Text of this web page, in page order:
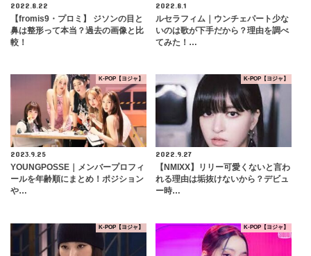
2022.8.22
【fromis9・プロミ】 ジソンの目と
鼻は整形って本当？過去の画像と比
較！
2022.8.1
ルセラフィム｜ウンチェパート少な
いのは歌が下手だから？理由を調べ
てみた！…
K-POP【ヨジャ】
2023.9.25
YOUNGPOSSE｜メンバープロフィ
ールを年齢順にまとめ！ポジション
や…
K-POP【ヨジャ】
2022.9.27
【NMIXX】リリー可愛くないと言わ
れる理由は垢抜けないから？デビュ
ー時…
K-POP【ヨジャ】 K-POP【ヨジャ】